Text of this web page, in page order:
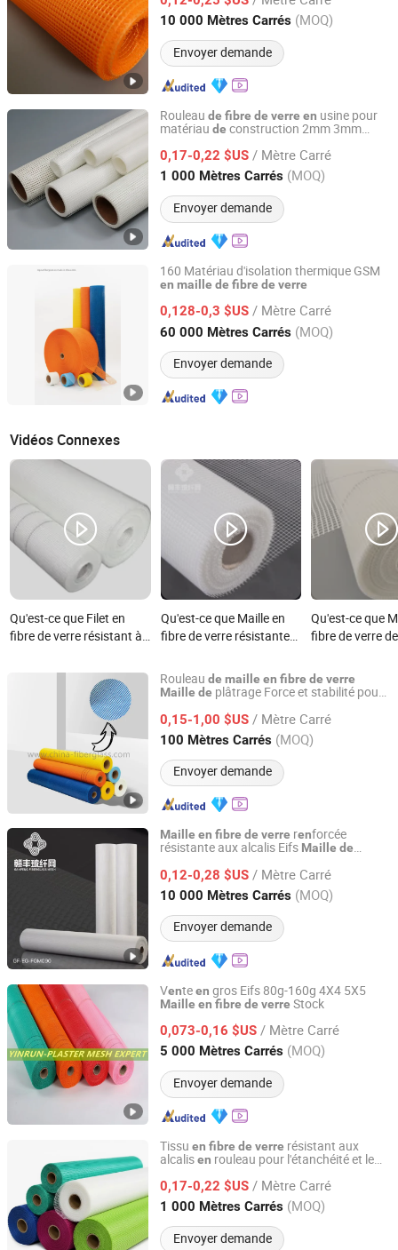
treillisen fibre deverre
10 000 Mètres Carrés (MOQ)
Envoyer demande
Hebei, China Depuis 2024
Rouleau de fibre de verre en usine pour
matériau de construction 2mm 3mm
0,17-0,22 $US / Mètre Carré
1 000 Mètres Carrés (MOQ)
Envoyer demande
Xuzhou Yongyou Glass Technology Co., Ltd.
Jiangsu, China Depuis 2026
160 Matériau d'isolation thermique GSM
en maille de fibre de verre
0,128-0,3 $US / Mètre Carré
60 000 Mètres Carrés (MOQ)
Envoyer demande
Heze Topsun Fiberglass Co., Ltd.
Shandong, China Depuis 2022
Vidéos Connexes
Qu'est-ce que Filet en
fibre de verre résistant à
orange 45g145g 160g
4*4 5*5 maille en fibre de
verre pour matériau de
Qu'est-ce que Maille en
fibre de verre résistante
l'étanchéité
Qu'est-ce que
fibre de verre
la traction
Rouleau de maille en fibre de verre
Maille de plâtrage Force et stabilité pour
intérieurs et extérieurs et réparation
jointsde plafonds R en forcem
1×50m
0,15-1,00 $US / Mètre Carré
100 Mètres Carrés (MOQ)
Envoyer demande
Nanjing EFG Co., Ltd.
Jiangsu, China Depuis 2007
Maille en fibre de verre renforcée
résistante aux alcalis Eifs Maille de
pour le marché américain
0,12-0,28 $US / Mètre Carré
10 000 Mètres Carrés (MOQ)
Envoyer demande
Jiangxi Huayuan New Material Group Co.,Ltd.
Depuis 2024
Venteen gros Eifs 80g-160g 4X4 5X5
Maille en fibre de verre Stock
0,073-0,16 $US / Mètre Carré
5 000 Mètres Carrés (MOQ)
Envoyer demande
Anping Yinrun Wire Mesh Co., Ltd
Hebei, China Depuis 2023
Tissu en fibre de verre résistant aux
alcalisen rouleau pour l'étanchéité et le
0,17-0,22 $US / Mètre Carré
1 000 Mètres Carrés (MOQ)
Envoyer demande
Xuzhou Yongyou Glass Technology Co., Ltd.
Jiangsu, China Depuis 2026